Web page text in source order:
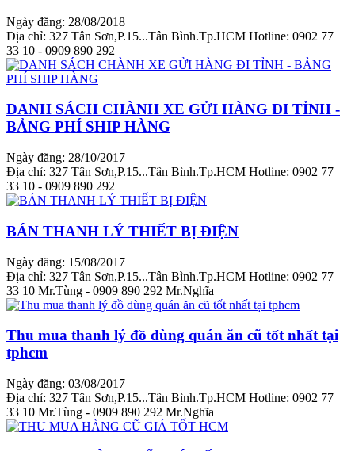
Ngày đăng: 28/08/2018
Địa chỉ: 327 Tân Sơn,P.15...Tân Bình.Tp.HCM Hotline: 0902 77
33 10 - 0909 890 292
DANH SÁCH CHÀNH XE GỬI HÀNG ĐI TỈNH -
BẢNG PHÍ SHIP HÀNG
Ngày đăng: 28/10/2017
Địa chỉ: 327 Tân Sơn,P.15...Tân Bình.Tp.HCM Hotline: 0902 77
33 10 - 0909 890 292
BÁN THANH LÝ THIẾT BỊ ĐIỆN
Ngày đăng: 15/08/2017
Địa chỉ: 327 Tân Sơn,P.15...Tân Bình.Tp.HCM Hotline: 0902 77
33 10 Mr.Tùng - 0909 890 292 Mr.Nghĩa
Thu mua thanh lý đồ dùng quán ăn cũ tốt nhất tại
tphcm
Ngày đăng: 03/08/2017
Địa chỉ: 327 Tân Sơn,P.15...Tân Bình.Tp.HCM Hotline: 0902 77
33 10 Mr.Tùng - 0909 890 292 Mr.Nghĩa